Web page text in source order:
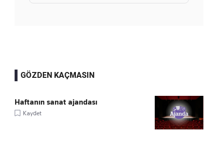
GÖZDEN KAÇMASIN
Haftanın sanat ajandası
Kaydet